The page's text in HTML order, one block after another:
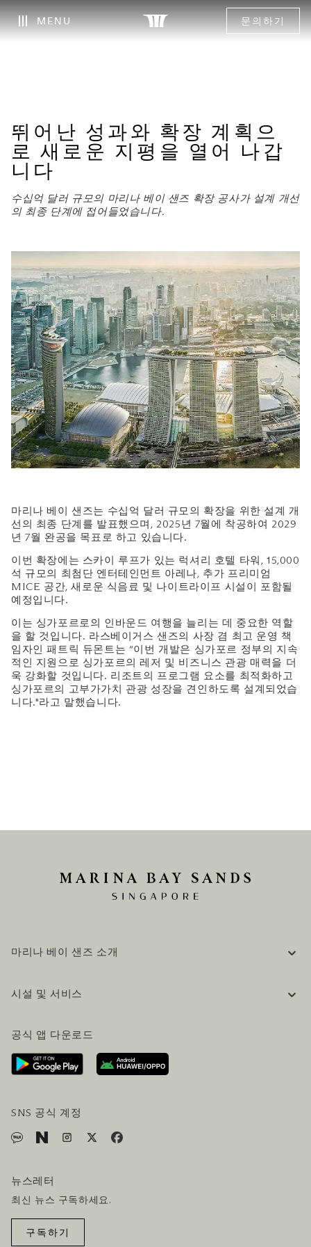
MENU 문의하기
뛰어난 성과와 확장 계획으
로 새로운 지평을 열어 나갑
니다
수십억 달러 규모의 마리나 베이 샌즈 확장 공사가 설계 개선
의 최종 단계에 접어들었습니다.
마리나 베이 샌즈는 수십억 달러 규모의 확장을 위한 설계 개
선의 최종 단계를 발표했으며, 2025년 7월에 착공하여 2029
년 7월 완공을 목표로 하고 있습니다.
이번 확장에는 스카이 루프가 있는 럭셔리 호텔 타워, 15,000
석 규모의 최첨단 엔터테인먼트 아레나, 추가 프리미엄
MICE 공간, 새로운 식음료 및 나이트라이프 시설이 포함될
예정입니다.
이는 싱가포르로의 인바운드 여행을 늘리는 데 중요한 역할
을 할 것입니다. 라스베이거스 샌즈의 사장 겸 최고 운영 책
임자인 패트릭 듀몬트는 “이번 개발은 싱가포르 정부의 지속
적인 지원으로 싱가포르의 레저 및 비즈니스 관광 매력을 더
욱 강화할 것입니다. 리조트의 프로그램 요소를 최적화하고
싱가포르의 고부가가치 관광 성장을 견인하도록 설계되었습
니다."라고 말했습니다.
마리나 베이 샌즈 소개
채용 / 커리어
문의하기
시설 및 서비스
방문 계획
오시는길
방문객 서비스
공식 앱 다운로드
SNS 공식 계정
뉴스레터
최신 뉴스 구독하세요.
구독하기